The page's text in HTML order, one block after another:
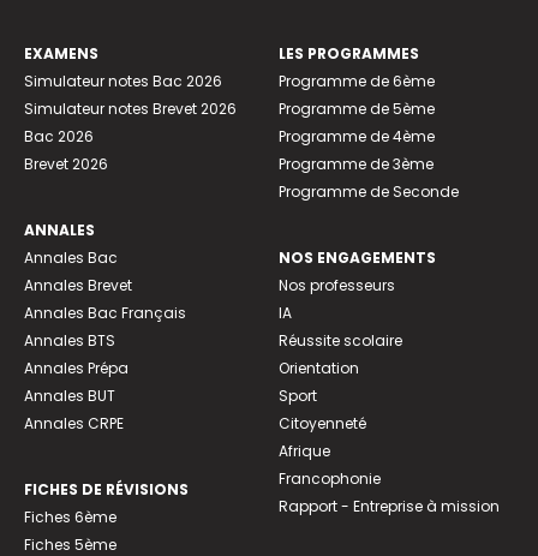
EXAMENS
Simulateur notes Bac 2026
Simulateur notes Brevet 2026
Bac 2026
Brevet 2026
ANNALES
Annales Bac
Annales Brevet
Annales Bac Français
Annales BTS
Annales Prépa
Annales BUT
Annales CRPE
FICHES DE RÉVISIONS
Fiches 6ème
Fiches 5ème
LES PROGRAMMES
Programme de 6ème
Programme de 5ème
Programme de 4ème
Programme de 3ème
Programme de Seconde
NOS ENGAGEMENTS
Nos professeurs
IA
Réussite scolaire
Orientation
Sport
Citoyenneté
Afrique
Francophonie
Rapport - Entreprise à mission